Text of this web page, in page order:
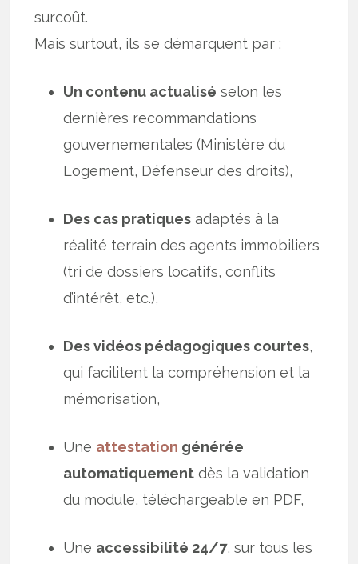
surcoût.
Mais surtout, ils se démarquent par :
Un contenu actualisé selon les
dernières recommandations
gouvernementales (Ministère du
Logement, Défenseur des droits),
Des cas pratiques adaptés à la
réalité terrain des agents immobiliers
(tri de dossiers locatifs, conflits
d’intérêt, etc.),
Des vidéos pédagogiques courtes,
qui facilitent la compréhension et la
mémorisation,
Une attestation générée
automatiquement dès la validation
du module, téléchargeable en PDF,
Une accessibilité 24/7, sur tous les